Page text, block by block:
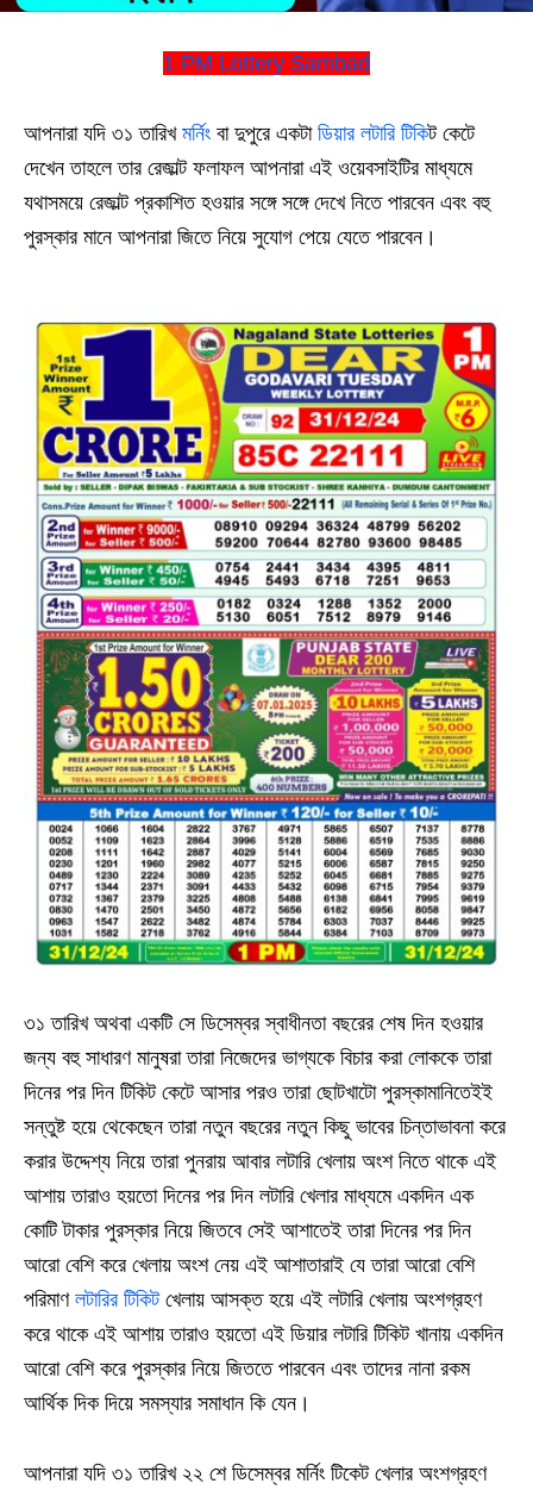
1 PM Lottery Sambad
আপনারা যদি ৩১ তারিখমর্নিং বা দুপুরে একটা ডিয়ার লটারি টিকিট কেটে
দেখেন তাহলে তার রেজাল্ট ফলাফল আপনারা এই ওয়েবসাইটির মাধ্যমে
যথাসময়ে রেজাল্ট প্রকাশিত হওয়ার সঙ্গে সঙ্গে দেখে নিতে পারবেন এবং বহু
পুরস্কার মানে আপনারা জিতে নিয়ে সুযোগ পেয়ে যেতে পারবেন।
৩১ তারিখ অথবা একটি সে ডিসেম্বর স্বাধীনতা বছরের শেষ দিন হওয়ার
জন্য বহু সাধারণ মানুষরা তারা নিজেদের ভাগ্যকে বিচার করা লোককে তারা
দিনের পর দিন টিকিট কেটে আসার পরও তারা ছোটখাটো পুরস্কামানিতেইই
সন্তুষ্ট হয়ে থেকেছেন তারা নতুন বছরের নতুন কিছু ভাবের চিন্তাভাবনা করে
করার উদ্দেশ্য নিয়ে তারা পুনরায় আবার লটারি খেলায় অংশ নিতে থাকে এই
আশায় তারাও হয়তো দিনের পর দিন লটারি খেলার মাধ্যমে একদিন এক
কোটি টাকার পুরস্কার নিয়ে জিতবে সেই আশাতেই তারা দিনের পর দিন
আরো বেশি করে খেলায় অংশ নেয় এই আশাতারাই যে তারা আরো বেশি
পরিমাণলটারির টিকিটখেলায় আসক্ত হয়ে এই লটারি খেলায় অংশগ্রহণ
করে থাকে এই আশায় তারাও হয়তো এই ডিয়ার লটারি টিকিট খানায় একদিন
আরো বেশি করে পুরস্কার নিয়ে জিততে পারবেন এবং তাদের নানা রকম
আর্থিক দিক দিয়ে সমস্যার সমাধান কি যেন।
আপনারা যদি ৩১ তারিখ ২২ শে ডিসেম্বর মর্নিং টিকেট খেলার অংশগ্রহণ